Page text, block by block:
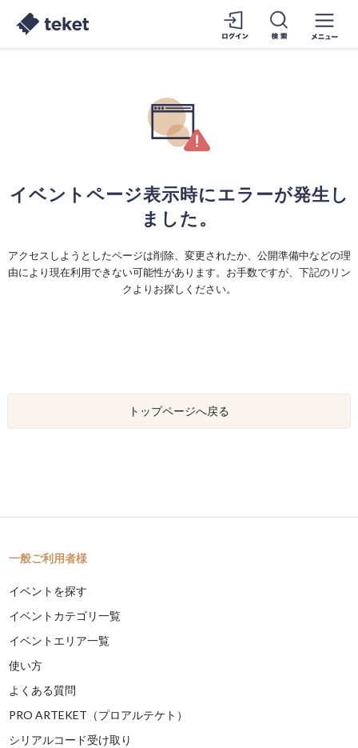
イベントページ表示時にエラーが発生し
ました。
アクセスしようとしたページは削除、変更されたか、公開準備中などの理
由により現在利用できない可能性があります。お手数ですが、下記のリン
クよりお探しください。
トップページへ戻る
一般ご利用者様
イベントを探す
イベントカテゴリ一覧
イベントエリア一覧
使い方
よくある質問
PRO ARTEKET（プロアルテケト）
シリアルコード受け取り